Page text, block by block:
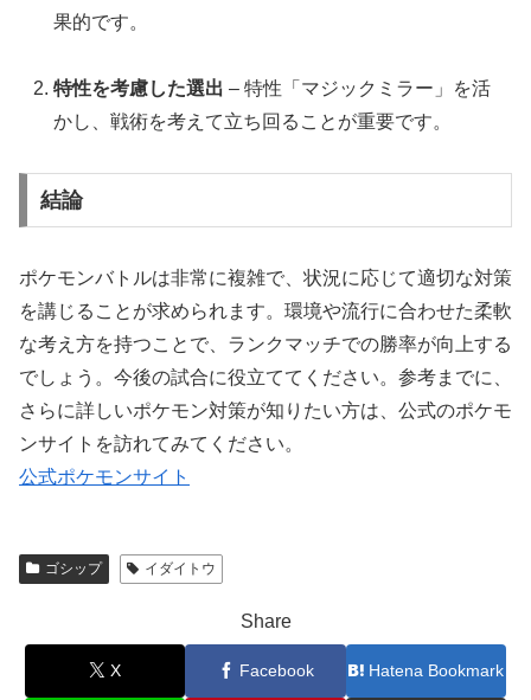
果的です。
特性を考慮した選出 – 特性「マジックミラー」を活
かし、戦術を考えて立ち回ることが重要です。
結論
ポケモンバトルは非常に複雑で、状況に応じて適切な対策
を講じることが求められます。環境や流行に合わせた柔軟
な考え方を持つことで、ランクマッチでの勝率が向上する
でしょう。今後の試合に役立ててください。参考までに、
さらに詳しいポケモン対策が知りたい方は、公式のポケモ
ンサイトを訪れてみてください。
公式ポケモンサイト
ゴシップ イダイトウ
Share
X Facebook Hatena Bookmark